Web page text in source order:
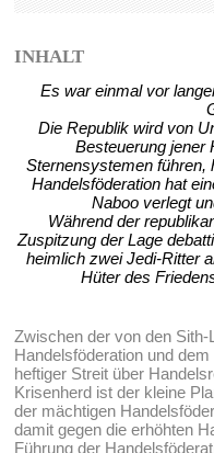
INHALT
Es war einmal vor
Die Republik wird von
Besteuerung jener
Sternensystemen führen,
Handelsföderation hat
Naboo verlegt
Während der
Zuspitzung der Lage
heimlich zwei Jedi-Ritter
Hüter des
Zwischen der von den
Handelsföderation und
heftiger Streit über
Krisenherd ist der kleine
der mächtigen
damit gegen die erhöhten
Führung der